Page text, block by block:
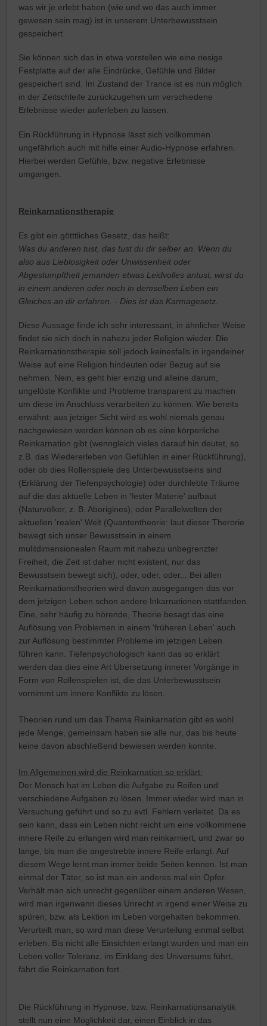
was wir je erlebt haben (wie und wo das auch immer
gewesen sein mag) ist in unserem Unterbewusstsein
gespeichert.
Sie können sich das in etwa vorstellen wie eine riesige
Festplatte auf der alle Eindrücke, Gefühle und Bilder
gespeichert sind. Im Zustand der Trance ist es nun möglich
in der Zeitschleife zurückzugehen um verschiedene
Erlebnisse wieder auferleben zu lassen.
Ein Rückführung in Hypnose lässt sich vollkommen
ungefährlich auch mit hilfe einer Audio-Hypnose erfahren.
Hierbei werden Gefühle, bzw. negative Erlebnisse
umgangen.
Reinkarnationstherapie
Es gibt ein götttliches Gesetz, das heißt:
Was du anderen tust, das tust du dir selber an. Wenn du
also aus Lieblosigkeit oder Unwissenheit oder
Abgestumpftheit jemanden etwas Leidvolles antust, wirst du
in einem anderen oder noch in demselben Leben ein
Gleiches an dir erfahren. - Dies ist das Karmagesetz.
Diese Aussage finde ich sehr interessant, in ähnlicher Weise
findet sie sich doch in nahezu jeder Religion wieder. Die
Reinkarnationstherapie soll jedoch keinesfalls in irgendeiner
Weise auf eine Religion hindeuten oder Bezug auf sie
nehmen. Nein, es geht hier einzig und alleine darum,
ungelöste Konflikte und Probleme transparent zu machen
um diese im Anschluss verarbeiten zu können. Wie bereits
erwähnt: aus jetziger Sicht wird es wohl niemals genau
nachgewiesen werden können ob es eine körperliche
Reinkarnation gibt (wenngleich vieles darauf hin deutet, so
z.B. das Wiedererleben von Gefühlen in einer Rückführung),
oder ob dies Rollenspiele des Unterbewusstseins sind
(Erklärung der Tiefenpsychologie) oder durchlebte Träume
auf die das aktuelle Leben in 'fester Materie' aufbaut
(Naturvölker, z. B. Aborigines), oder Parallelwelten der
aktuellen 'realen' Welt (Quantentheorie: laut dieser Therorie
bewegt sich unser Bewusstsein in einem
mulitdimensionealen Raum mit nahezu unbegrenzter
Freiheit, die Zeit ist daher nicht existent, nur das
Bewusstsein bewegt sich), oder, oder, oder... Bei allen
Reinkarnationstheorien wird davon ausgegangen das vor
dem jetzigen Leben schon andere Inkarnationen stattfanden.
Eine, sehr häufig zu hörende, Theorie besagt das eine
Auflösung von Problemen in einem 'früheren Leben' auch
zur Auflösung bestimmter Probleme im jetzigen Leben
führen kann. Tiefenpsychologisch kann das so erklärt
werden das dies eine Art Übersetzung innerer Vorgänge in
Form von Rollenspielen ist, die das Unterbewusstsein
vornimmt um innere Konflikte zu lösen.
Theorien rund um das Thema Reinkarnation gibt es wohl
jede Menge, gemeinsam haben sie alle nur, das bis heute
keine davon abschließend bewiesen werden konnte.
Im Allgemeinen wird die Reinkarnation so erklärt:
Der Mensch hat im Leben die Aufgabe zu Reifen und
verschiedene Aufgaben zu lösen. Immer wieder wird man in
Versuchung geführt und so zu evtl. Fehlern verleitet. Da es
sein kann, dass ein Leben nicht reicht um eine vollkommene
innere Reife zu erlangen wird man reinkarniert, und zwar so
lange, bis man die angestrebte innere Reife erlangt. Auf
diesem Wege lernt man immer beide Seiten kennen. Ist man
einmal der Täter, so ist man ein anderes mal ein Opfer.
Verhält man sich unrecht gegenüber einem anderen Wesen,
wird man irgenwann dieses Unrecht in irgend einer Weise zu
spüren, bzw. als Lektion im Leben vorgehalten bekommen.
Verurteilt man, so wird man diese Verurteilung einmal selbst
erleben. Bis nicht alle Einsichten erlangt wurden und man ein
Leben voller Toleranz, im Einklang des Universums führt,
fährt die Reinkarnation fort.
Die Rückführung in Hypnose, bzw. Reinkarnationsanalytik
stellt nun eine Möglichkeit dar, einen Einblick in das